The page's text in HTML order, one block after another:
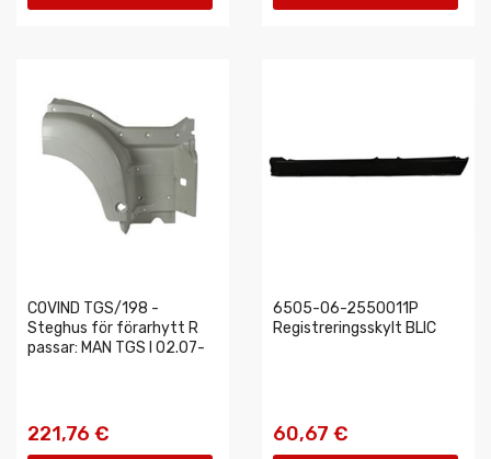
COVIND TGS/198 -
Steghus för förarhytt R
passar: MAN TGS I 02.07-
221,76 €
6505-06-2550011P
Registreringsskylt BLIC
60,67 €